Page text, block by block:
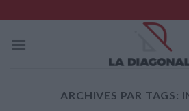
to
content
ARCHIVES PAR TAGS: